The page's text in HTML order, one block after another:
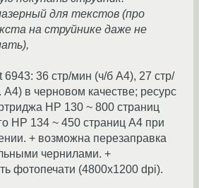
для текстов (про
на струйнике даже не
6943: 36 стр/мин (ч/б А4), 27 стр/
А4) в черновом качестве; ресурс
HP 130 ~ 800 страниц
HP 134 ~ 450 страниц А4 при
+ возможна перезаправка
чернилами. +
фотопечати (4800x1200 dpi).